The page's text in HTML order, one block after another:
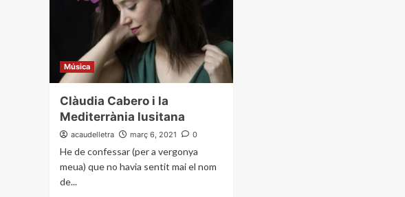
Música
Clàudia Cabero i la
Mediterrània lusitana
acaudelletra març 6, 2021 0
He de confessar (per a vergonya
meua) que no havia sentit mai el nom
de...